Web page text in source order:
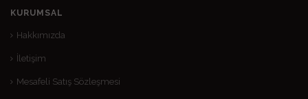
KURUMSAL
Hakkımızda
İletişim
Mesafeli Satış Sözleşmesi